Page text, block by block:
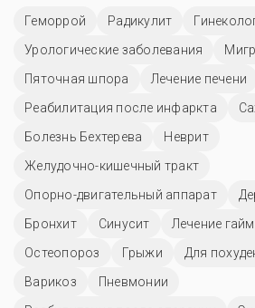
Геморрой Радикулит
Урологические заболевания
Пяточная шпора
Лечение печени
Реабилитация после инфаркта
Болезнь Бехтерева
Неврит
Желудочно-кишечный тракт
Опорно-двигательный аппарат
Бронхит
Синусит
Лечение
Остеопороз
Грыжи Для
Варикоз
Пневмонии